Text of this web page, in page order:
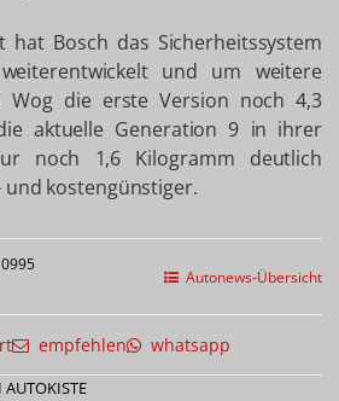
hat Bosch das Sicherheitssystem
und um weitere
Wog die erste Version noch 4,3
aktuelle Generation 9 in ihrer
noch 1,6 Kilogramm deutlich
kostengünstiger.
Autonews-Übersicht
empfehlen whatsapp